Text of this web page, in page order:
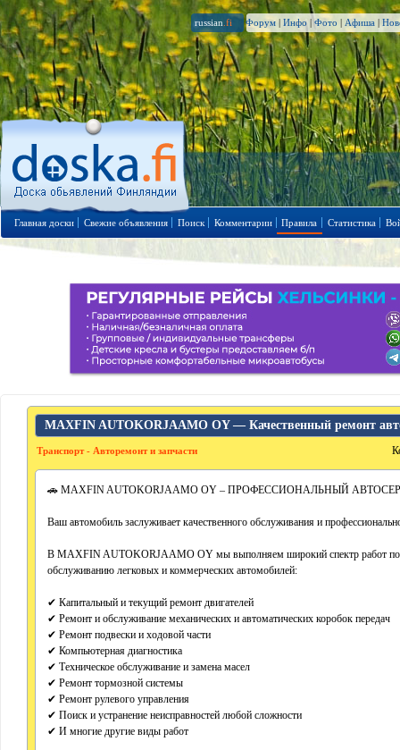
russian .fi Форум | Инфо | Фото | Афиша |
Главная доски Свежие объявления Поиск Комментарии Правила Статистика
MAXFIN AUTOKORJAAMO OY — Качественный ремонт
Транспорт - Авторемонт и запчасти
🚗 MAXFIN AUTOKORJAAMO OY – ПРОФЕССИОНАЛЬНЫЙ
Ваш автомобиль заслуживает качественного обслуживания и
В MAXFIN AUTOKORJAAMO OY мы выполняем широкий спектр работ по
обслуживанию легковых и коммерческих автомобилей:
✔ Капитальный и текущий ремонт двигателей
✔ Ремонт и обслуживание механических и автоматических коробок передач
✔ Ремонт подвески и ходовой части
✔ Компьютерная диагностика
✔ Техническое обслуживание и замена масел
✔ Ремонт тормозной системы
✔ Ремонт рулевого управления
✔ Поиск и устранение неисправностей любой сложности
✔ И многие другие виды работ